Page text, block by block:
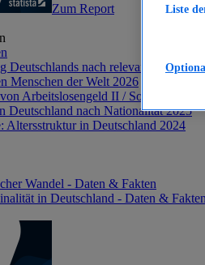
Zum Report
Deutschlands nach relevanten
Menschen der Welt 2026
Arbeitslosengeld II / Sozialgeld /
Deutschland nach Nationalität 2025
Altersstruktur in Deutschland 2024
Wandel - Daten & Fakten
in Deutschland - Daten & Fakten
Liste